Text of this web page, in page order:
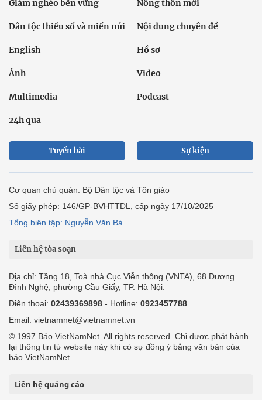
Giảm nghèo bền vững Nông thôn mới
Dân tộc thiểu số và miền núi Nội dung chuyên đề
English Hồ sơ
Ảnh Video
Multimedia Podcast
24h qua
Tuyến bài Sự kiện
Cơ quan chủ quản: Bộ Dân tộc và Tôn giáo
Số giấy phép: 146/GP-BVHTTDL, cấp ngày 17/10/2025
Tổng biên tập: Nguyễn Văn Bá
Liên hệ tòa soạn
Địa chỉ: Tầng 18, Toà nhà Cục Viễn thông (VNTA), 68 Dương
Đình Nghệ, phường Cầu Giấy, TP. Hà Nội.
Điện thoại: 02439369898 - Hotline: 0923457788
Email: vietnamnet@vietnamnet.vn
© 1997 Báo VietNamNet. All rights reserved. Chỉ được phát hành
lại thông tin từ website này khi có sự đồng ý bằng văn bản của
báo VietNamNet.
Liên hệ quảng cáo